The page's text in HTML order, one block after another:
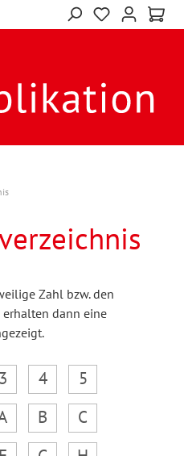
Zahl bzw. den
erhalten dann eine
3 4
5
B
C